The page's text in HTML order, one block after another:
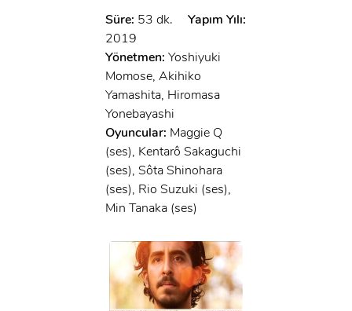
Süre: 53 dk.
Yapım Yılı:
2019
Yönetmen: Yoshiyuki
Momose, Akihiko
Yamashita, Hiromasa
Yonebayashi
Oyuncular: Maggie Q
(ses), Kentarô Sakaguchi
(ses), Sôta Shinohara
(ses), Rio Suzuki (ses),
Min Tanaka (ses)